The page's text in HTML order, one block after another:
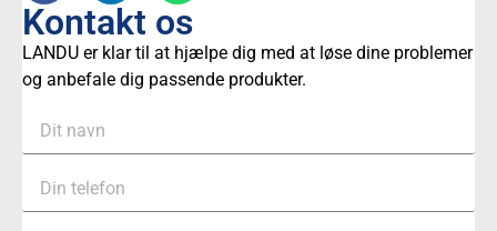
Kontakt os
LANDU er klar til at hjælpe dig med at løse dine problemer
og anbefale dig passende produkter.